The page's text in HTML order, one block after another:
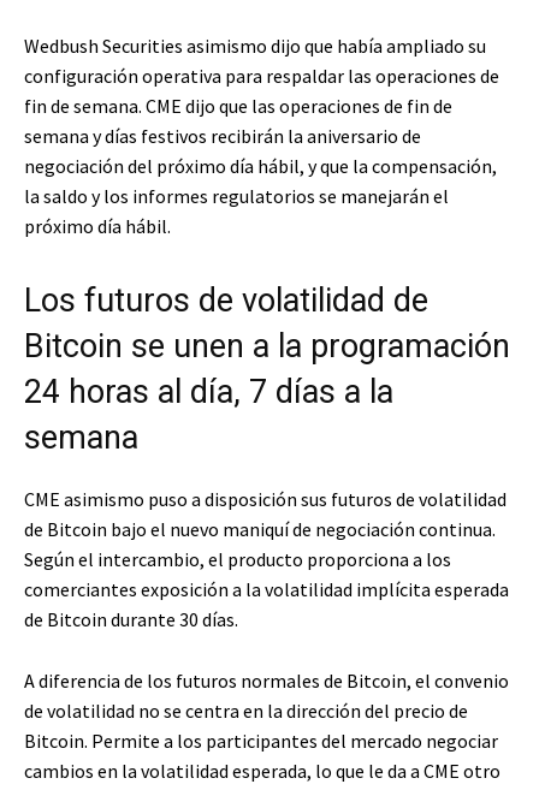
Wedbush Securities asimismo dijo que había ampliado su
configuración operativa para respaldar las operaciones de
fin de semana. CME dijo que las operaciones de fin de
semana y días festivos recibirán la aniversario de
negociación del próximo día hábil, y que la compensación,
la saldo y los informes regulatorios se manejarán el
próximo día hábil.
Los futuros de volatilidad de
Bitcoin se unen a la programación
24 horas al día, 7 días a la
semana
CME asimismo puso a disposición sus futuros de volatilidad
de Bitcoin bajo el nuevo maniquí de negociación continua.
Según el intercambio, el producto proporciona a los
comerciantes exposición a la volatilidad implícita esperada
de Bitcoin durante 30 días.
A diferencia de los futuros normales de Bitcoin, el convenio
de volatilidad no se centra en la dirección del precio de
Bitcoin. Permite a los participantes del mercado negociar
cambios en la volatilidad esperada, lo que le da a CME otro